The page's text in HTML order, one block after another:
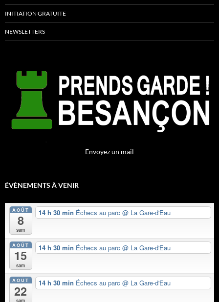
INITIATION GRATUITE
NEWSLETTERS
Envoyez un mail
ÉVÈNEMENTS À VENIR
AOÛT
8
sam
14 h 30 min Échecs au parc @ La Gare-d'Eau
AOÛT
15
sam
14 h 30 min Échecs au parc @ La Gare-d'Eau
AOÛT
22
sam
14 h 30 min Échecs au parc @ La Gare-d'Eau